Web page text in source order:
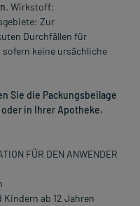
. Wirkstoff:
Zur
Durchfällen für
sofern keine ursächliche
Sie die Packungsbeilage
in Ihrer Apotheke.
FÜR DEN ANWENDER
ab 12 Jahren